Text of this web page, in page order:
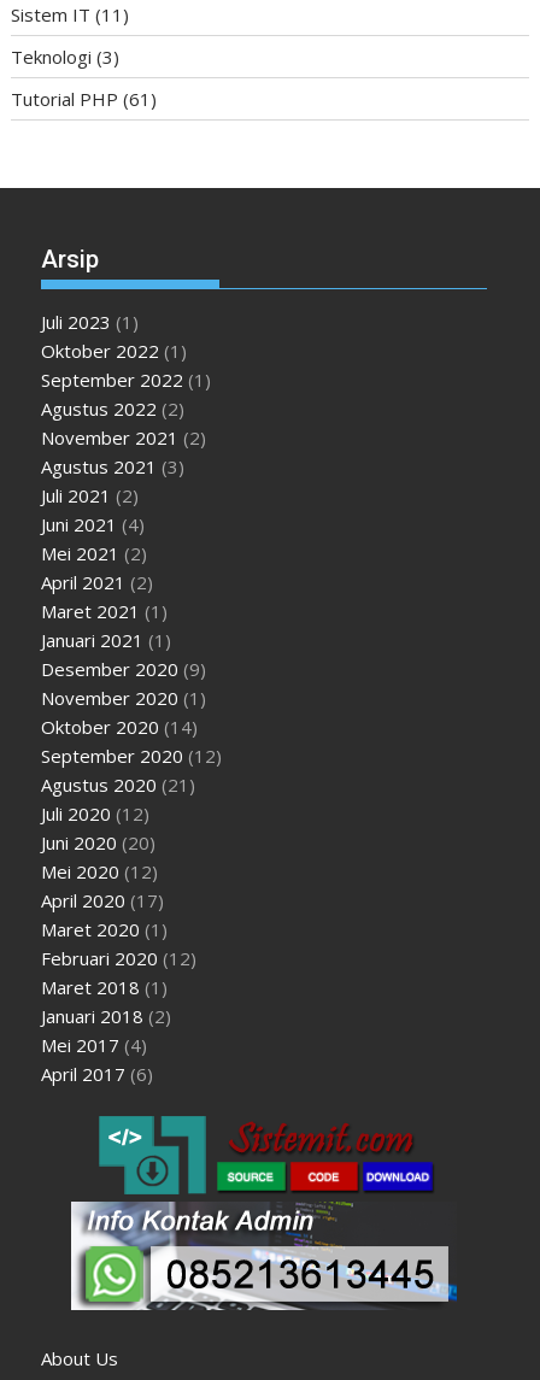
Sistem IT (11)
Teknologi (3)
Tutorial PHP (61)
Arsip
Juli 2023 (1)
Oktober 2022 (1)
September 2022 (1)
Agustus 2022 (2)
November 2021 (2)
Agustus 2021 (3)
Juli 2021 (2)
Juni 2021 (4)
Mei 2021 (2)
April 2021 (2)
Maret 2021 (1)
Januari 2021 (1)
Desember 2020 (9)
November 2020 (1)
Oktober 2020 (14)
September 2020 (12)
Agustus 2020 (21)
Juli 2020 (12)
Juni 2020 (20)
Mei 2020 (12)
April 2020 (17)
Maret 2020 (1)
Februari 2020 (12)
Maret 2018 (1)
Januari 2018 (2)
Mei 2017 (4)
April 2017 (6)
About Us